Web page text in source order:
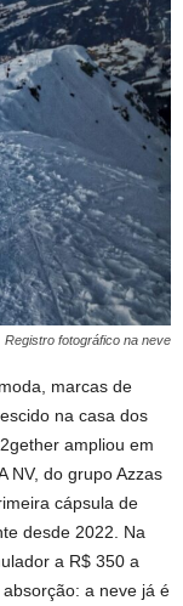
Registro fotográfico na neve
marcas de
na casa dos
ampliou em
NV, do grupo Azzas
cápsula de
desde 2022. Na
a R$ 350 a
a neve já é